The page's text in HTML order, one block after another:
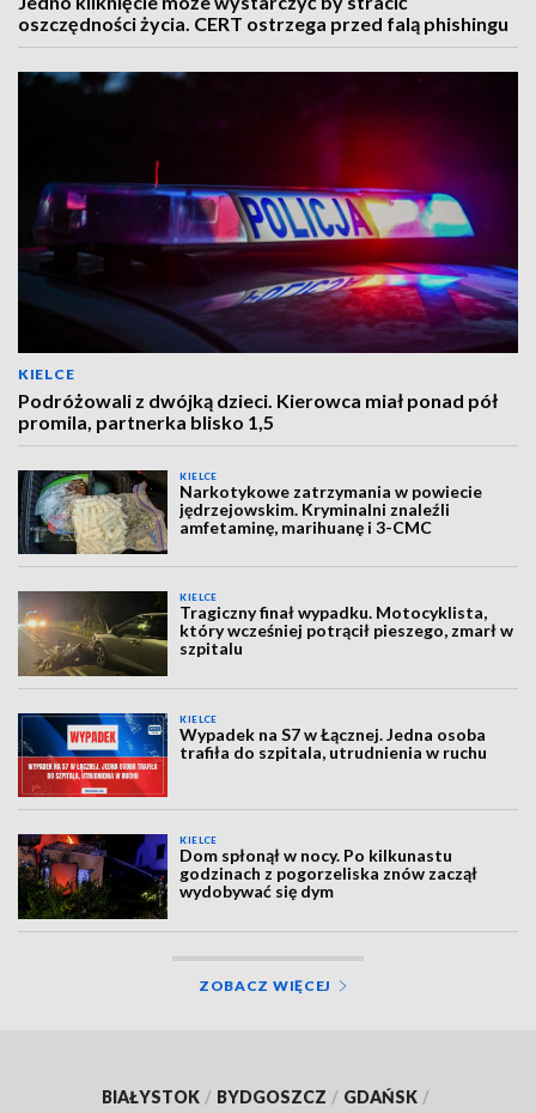
oszczędności życia. CERT ostrzega przed falą phishingu
KIELCE
Podróżowali z dwójką dzieci. Kierowca miał ponad pół
promila, partnerka blisko 1,5
KIELCE
Narkotykowe zatrzymania w powiecie
jędrzejowskim. Kryminalni znaleźli
amfetaminę, marihuanę i 3-CMC
KIELCE
Tragiczny finał wypadku. Motocyklista,
który wcześniej potrącił pieszego, zmarł w
szpitalu
KIELCE
Wypadek na S7 w Łącznej. Jedna osoba
trafiła do szpitala, utrudnienia w ruchu
KIELCE
Dom spłonął w nocy. Po kilkunastu
godzinach z pogorzeliska znów zaczął
wydobywać się dym
ZOBACZ WIĘCEJ
BIAŁYSTOK / BYDGOSZCZ / GDAŃSK /